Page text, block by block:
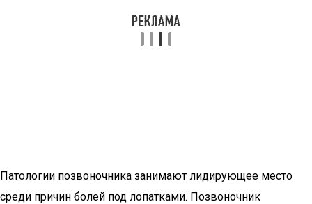
Патологии позвоночника занимают лидирующее место
среди причин болей под лопатками. Позвоночник